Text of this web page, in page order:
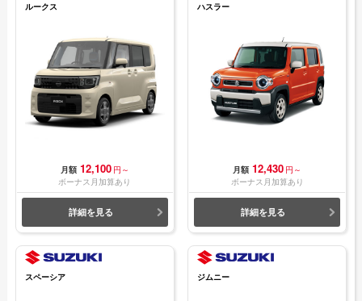
ルークス
月額 12,100 円～
ボーナス月加算あり
詳細を見る
ハスラー
月額 12,430 円～
ボーナス月加算あり
詳細を見る
スペーシア ジムニー